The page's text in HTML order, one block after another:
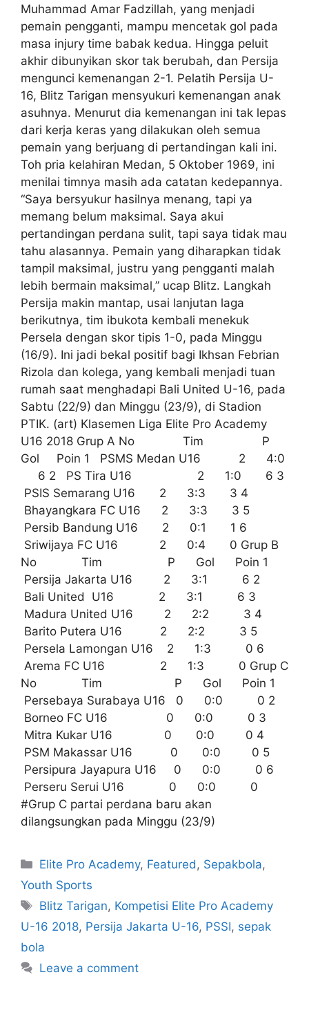
Muhammad Amar Fadzillah, yang menjadi
pemain pengganti, mampu mencetak gol pada
masa injury time babak kedua. Hingga peluit
akhir dibunyikan skor tak berubah, dan Persija
mengunci kemenangan 2-1. Pelatih Persija U-
16, Blitz Tarigan mensyukuri kemenangan anak
asuhnya. Menurut dia kemenangan ini tak lepas
dari kerja keras yang dilakukan oleh semua
pemain yang berjuang di pertandingan kali ini.
Toh pria kelahiran Medan, 5 Oktober 1969, ini
menilai timnya masih ada catatan kedepannya.
“Saya bersyukur hasilnya menang, tapi ya
memang belum maksimal. Saya akui
pertandingan perdana sulit, tapi saya tidak mau
tahu alasannya. Pemain yang diharapkan tidak
tampil maksimal, justru yang pengganti malah
lebih bermain maksimal,” ucap Blitz. Langkah
Persija makin mantap, usai lanjutan laga
berikutnya, tim ibukota kembali menekuk
Persela dengan skor tipis 1-0, pada Minggu
(16/9). Ini jadi bekal positif bagi Ikhsan Febrian
Rizola dan kolega, yang kembali menjadi tuan
rumah saat menghadapi Bali United U-16, pada
Sabtu (22/9) dan Minggu (23/9), di Stadion
PTIK. (art) Klasemen Liga Elite Pro Academy
U16 2018 Grup A No Tim P
Gol Poin 1 PSMS Medan U16 2 4:0
6 2 PS Tira U16 2 1:0 6 3
PSIS Semarang U16 2 3:3 3 4
Bhayangkara FC U16 2 3:3 3 5
Persib Bandung U16 2 0:1 1 6
Sriwijaya FC U16 2 0:4 0 Grup B
No Tim P Gol Poin 1
Persija Jakarta U16 2 3:1 6 2
Bali United U16 2 3:1 6 3
Madura United U16 2 2:2 3 4
Barito Putera U16 2 2:2 3 5
Persela Lamongan U16 2 1:3 0 6
Arema FC U16 2 1:3 0 Grup C
No Tim P Gol Poin 1
Persebaya Surabaya U16 0 0:0 0 2
Borneo FC U16 0 0:0 0 3
Mitra Kukar U16 0 0:0 0 4
PSM Makassar U16 0 0:0 0 5
Persipura Jayapura U16 0 0:0 0 6
Perseru Serui U16 0 0:0 0
#Grup C partai perdana baru akan
dilangsungkan pada Minggu (23/9)
Elite Pro Academy, Featured, Sepakbola,
Youth Sports
Blitz Tarigan, Kompetisi Elite Pro Academy
U-16 2018, Persija Jakarta U-16, PSSI, sepak
bola
Leave a comment